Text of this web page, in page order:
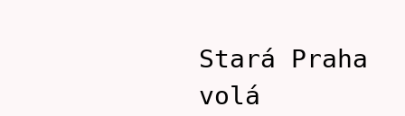
Stará Praha
volá